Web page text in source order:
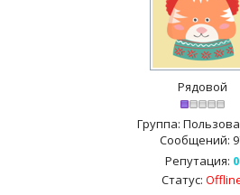
Рядовой
Группа:
Сообщений:
Репутация: 0
Статус: